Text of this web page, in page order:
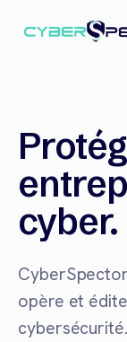
cyber.
opère et